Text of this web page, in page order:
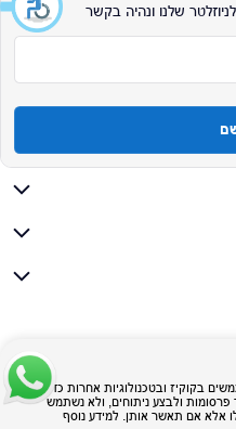
שלנו ונהיה בקשר
בקוקיז ובטכנולוגיות אחרות כדי
ולבצע ניתוחים, ולא נשתמש
אלא אם תאשר אותן. למידע נוסף